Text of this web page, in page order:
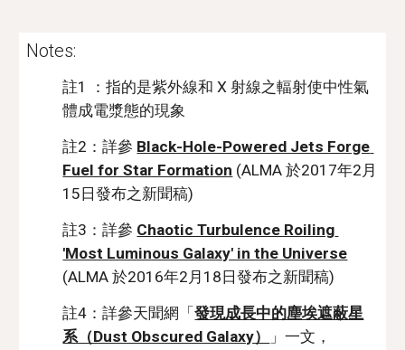
Notes:
註1 ：指的是紫外線和 X 射線之輻射使中性氣
體成電漿態的現象
註2：詳參 Black-Hole-Powered Jets Forge
Fuel for Star Formation (ALMA 於2017年2月
15日發布之新聞稿)
註3：詳參 Chaotic Turbulence Roiling
'Most Luminous Galaxy' in the Universe
(ALMA 於2016年2月18日發布之新聞稿)
註4：詳參天聞網「發現成長中的塵埃遮蔽星
系（Dust Obscured Galaxy）
」一文，